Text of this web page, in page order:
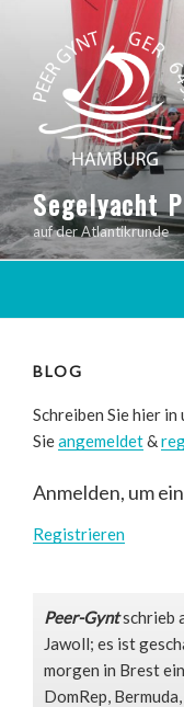
springen
Segelyacht
auf der Atlantikrunde
BLOG
Schreiben Sie hier in
Sieangemeldet&
Anmelden, um
Registrieren
Peer-Gyntschrieb
Jawoll; es ist
morgen in Brest
DomRep,